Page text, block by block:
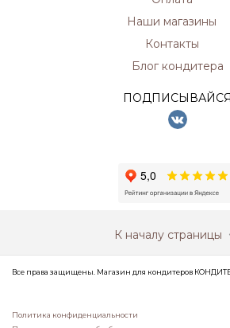
Наши магазины
Контакты
Блог кондитера
ПОДПИСЫВАЙСЯ
К началу страницы
Все права защищены. Магазин для кондитеров
Политика конфиденциальности